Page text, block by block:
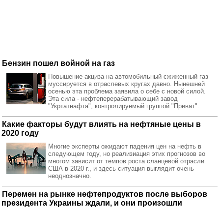
Бензин пошел войной на газ
Повышение акциза на автомобильный сжиженный газ
муссируется в отраслевых кругах давно. Нынешней
осенью эта проблема заявила о себе с новой силой.
Эта сила - нефтеперерабатывающий завод
"Укртатнафта", контролируемый группой "Приват".
Какие факторы будут влиять на нефтяные цены в
2020 году
Многие эксперты ожидают падения цен на нефть в
следующем году, но реализиация этих прогнозов во
многом зависит от темпов роста сланцевой отрасли
США в 2020 г., и здесь ситуация выглядит очень
неоднозначно.
Перемен на рынке нефтепродуктов после выборов
президента Украины ждали, и они произошли